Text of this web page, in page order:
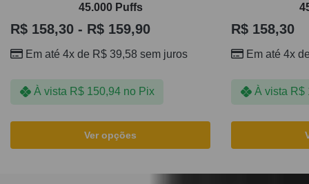
45.000 Puffs
R$ 158,30 - R$ 159,90
Em até 4x de R$ 39,58 sem juros
À vista R$150,94 no Pix
Ver opções
R$ 158,30
Em até 4x
À vista R$